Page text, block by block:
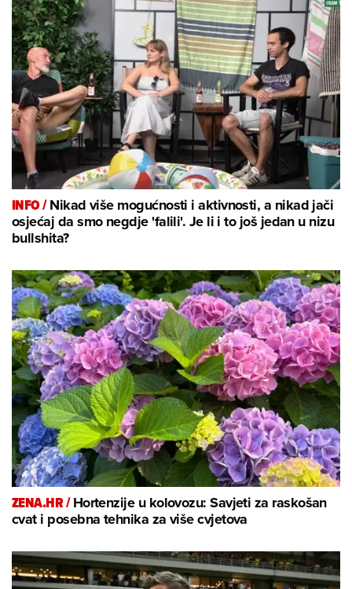
INFO /Nikad više mogućnosti i aktivnosti, a nikad jači
osjećaj da smo negdje 'falili'. Je li i to još jedan u nizu
bullshita?
ZENA.HR /Hortenzije u kolovozu: Savjeti za raskošan
cvat i posebna tehnika za više cvjetova